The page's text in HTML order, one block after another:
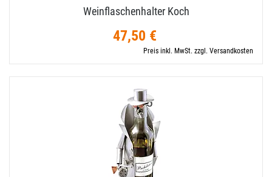
Weinflaschenhalter Koch
47,50 €
Preis inkl. MwSt. zzgl. Versandkosten